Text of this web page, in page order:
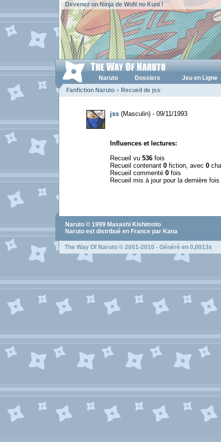
Devenez un Ninja de WoN no Kuni !
Naruto Dossiers
Jeu en Ligne
Fanfiction Naruto » Recueil de jss:
jss (Masculin) - 09/11/1993
Influences et lectures:
Recueil vu 536 fois
Recueil contenant 0 fiction, avec 0
Recueil commenté 0 fois
Recueil mis à jour pour la dernière
Naruto © 1999 Masashi Kishimoto
Naruto est distribué en France par Kana
The Way Of Naruto © 2001-2010 - Généré en 0,0013s